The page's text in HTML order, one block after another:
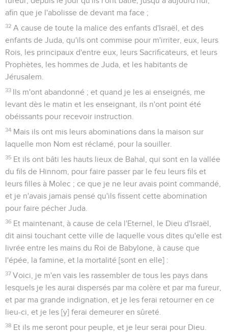
afin que je l'abolisse de devant ma face ;
32 A cause de toute la malice des enfants d'Israël, et des
enfants de Juda, qu'ils ont commise pour m'irriter, eux, leurs
Rois, les principaux d'entre eux, leurs Sacrificateurs, et leurs
Prophètes, les hommes de Juda, et les habitants de
Jérusalem.
33 Ils m'ont abandonné ; et quand je les ai enseignés, me
levant dès le matin et les enseignant, ils n'ont point été
obéissants pour recevoir instruction.
34 Mais ils ont mis leurs abominations dans la maison sur
laquelle mon Nom est réclamé, pour la souiller.
35 Et ils ont bâti les hauts lieux de Bahal, qui sont en la vallée
du fils de Hinnom, pour faire passer par le feu leurs fils et
leurs filles à Molec ; ce que je ne leur avais point commandé,
et je n'avais jamais pensé qu'ils fissent cette abomination
pour faire pécher Juda.
36 Et maintenant, à cause de cela l'Eternel, le Dieu d'Israël,
dit ainsi touchant cette ville de laquelle vous dites qu'elle est
livrée entre les mains du Roi de Babylone, à cause que
l'épée, la famine, et la mortalité [sont en elle] :
37 Voici, je m'en vais les rassembler de tous les pays dans
lesquels je les aurai dispersés par ma colère et par ma fureur,
et par ma grande indignation, et je les ferai retourner en ce
lieu-ci, et je les [y] ferai demeurer en sûreté.
38 Et ils me seront pour peuple, et je leur serai pour Dieu.